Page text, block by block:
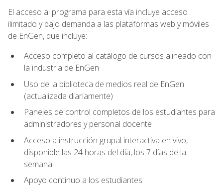
El acceso al programa para esta vía incluye acceso
ilimitado y bajo demanda a las plataformas web y móviles
de EnGen, que incluye:
Acceso completo al catálogo de cursos alineado con
la industria de EnGen
Uso de la biblioteca de medios real de EnGen
(actualizada diariamente)
Paneles de control completos de los estudiantes para
administradores y personal docente
Acceso a instrucción grupal interactiva en vivo,
disponible las 24 horas del día, los 7 días de la
semana
Apoyo continuo a los estudiantes